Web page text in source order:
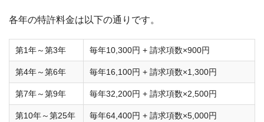
各年の特許料金は以下の通りです。
第1年～第3年 毎年10,300円 + 請求項数×900円
第4年～第6年 毎年16,100円 + 請求項数×1,300円
第7年～第9年 毎年32,200円 + 請求項数×2,500円
第10年～第25年 毎年64,400円 + 請求項数×5,000円